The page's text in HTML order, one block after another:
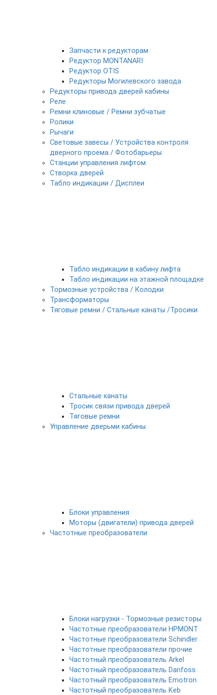
Запчасти к редукторам
Редуктор MONTANARI
Редуктор OTIS
Редукторы Могилевского завода
Редукторы привода дверей кабины
Реле
Ремни клиновые / Ремни зубчатые
Ролики
Рычаги
Световые завесы / Устройства контроля
дверного проема / Фотобарьеры
Станции управления лифтом
Створка дверей
Табло индикации / Дисплеи
Табло индикации в кабину лифта
Табло индикации на этажной площадке
Тормозные устройства / Колодки
Трансформаторы
Тяговые ремни / Стальные канаты /Тросики
Стальные канаты
Тросик связи привода дверей
Тяговые ремни
Управление дверьми кабины
Блоки управления
Моторы (двигатели) привода дверей
Частотные преобразователи
Блоки нагрузки - Тормозные резисторы
Частотные преобразователи HPMONT
Частотные преобразователи Schindler
Частотные преобразователи прочие
Частотный преобразователь Arkel
Частотный преобразователь Danfoss
Частотный преобразователь Emotron
Частотный преобразователь Keb